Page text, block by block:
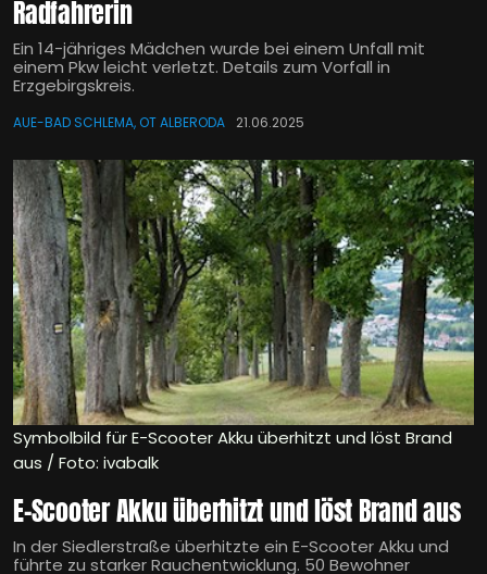
Radfahrerin
Ein 14-jähriges Mädchen wurde bei einem Unfall mit
einem Pkw leicht verletzt. Details zum Vorfall in
Erzgebirgskreis.
AUE-BAD SCHLEMA, OT ALBERODA 21.06.2025
Symbolbild für E-Scooter Akku überhitzt und löst Brand
aus / Foto: ivabalk
E-Scooter Akku überhitzt und löst Brand aus
In der Siedlerstraße überhitzte ein E-Scooter Akku und
führte zu starker Rauchentwicklung. 50 Bewohner